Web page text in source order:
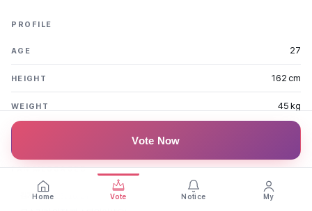
PROFILE
AGE 27
HEIGHT 162 cm
WEIGHT 45 kg
서울
FAN MESSAGES
감자동생2023.10.24
Vote Now
Home Vote Notice My